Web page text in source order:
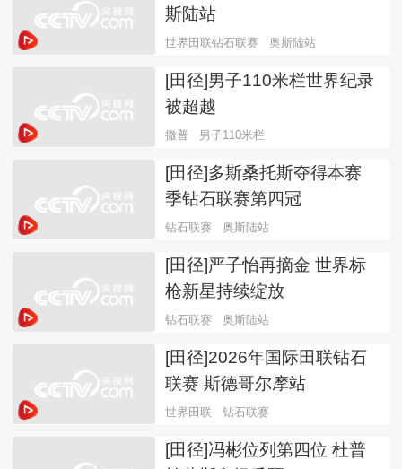
斯陆站
世界田联钻石联赛 奥斯陆站
[田径]男子110米栏世界纪录
被超越
撒普 男子110米栏
[田径]多斯桑托斯夺得本赛
季钻石联赛第四冠
钻石联赛 奥斯陆站
[田径]严子怡再摘金 世界标
枪新星持续绽放
钻石联赛 奥斯陆站
[田径]2026年国际田联钻石
联赛 斯德哥尔摩站
世界田联 钻石联赛
[田径]冯彬位列第四位 杜普